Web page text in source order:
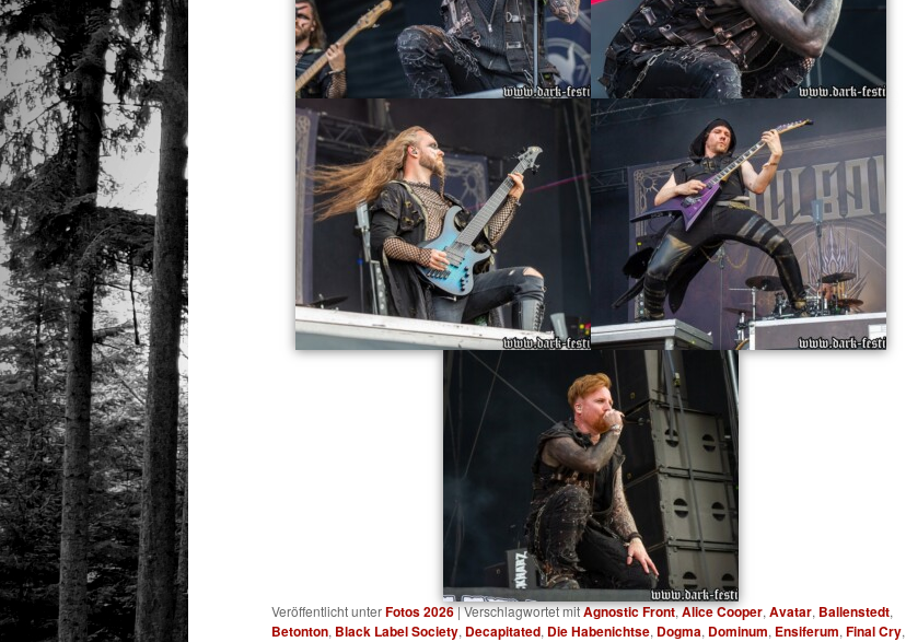
Veröffentlicht unterFotos 2026|Verschlagwortet mitAgnostic Front,Alice Cooper,Avatar, Ballenstedt,
Betonton, Black Label Society, Decapitated, Die Habenichtse, Dogma, Dominum, Ensiferum,Final Cry,